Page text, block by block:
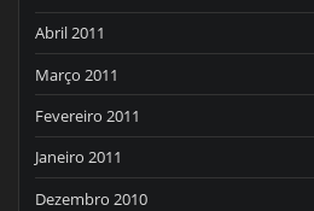
Abril 2011
Março 2011
Fevereiro 2011
Janeiro 2011
Dezembro 2010